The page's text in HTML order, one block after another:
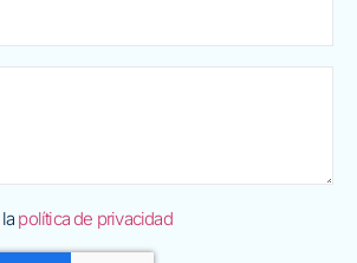
política de privacidad